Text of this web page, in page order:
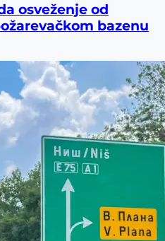
osveženje od
bazenu